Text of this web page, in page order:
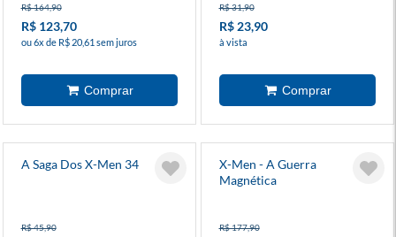
R$ 164,90
R$ 123,70
ou 6x de R$ 20,61 sem juros
R$ 31,90
R$ 23,90
à vista
A Saga Dos X-Men 34
R$ 45,90
X-Men - A Guerra
Magnética
R$ 177,90